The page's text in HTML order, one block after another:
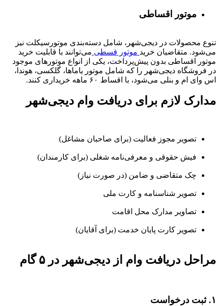
موتور اقساطی
تنوع محصولات در دیجی‌شهر، شامل دسته‌بندی موتورسیکلت نیز
می‌شود. متقاضیان خرید موتور قسطی می‌توانند با قابلیت خرید
موتور اقساطی بدون پیش‌پرداخت، یکی از انواع موتورهای موجود
در فروشگاه دیجی‌شهر را که شامل موتور یاماها، گلکسی، هوندا،
اس وای ام و بنلی می‌شود، با اقساط ۶۰ ماهه خریداری کنند.
مدارک لازم برای دریافت وام دیجی‌شهر
تصویر مجوز فعالیت (برای صاحبان مشاغل)
فیش حقوقی و معرفی‌نامه شغلی (برای کارمندان)
چک متقاضی و ضامن (در صورت نیاز)
تصویر شناسنامه و کارت ملی
تصاویر مدارک محل اقامت
تصویر کارت پایان خدمت (برای آقایان)
مراحل دریافت وام از دیجی‌شهر در ۵ گام
۱. ثبت درخواست